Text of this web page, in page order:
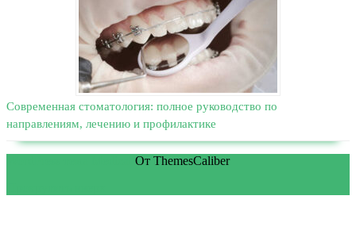
Современная стоматология: полное руководство по
направлениям, лечению и профилактике
От ThemesCaliber